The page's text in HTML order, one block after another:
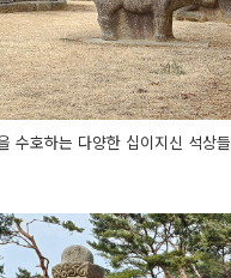
수호하는 다양한 십이지신 석상